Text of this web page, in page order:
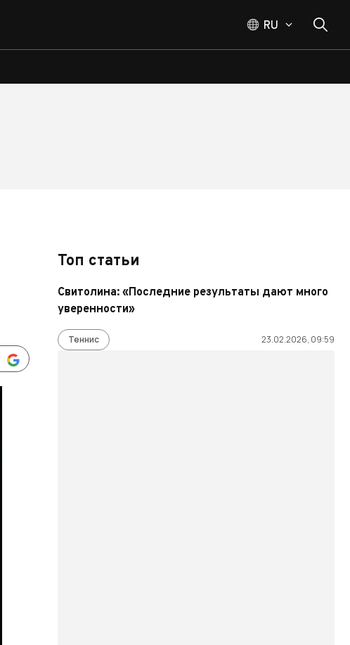
RU
Топ статьи
Свитолина: «Последние результаты дают много
уверенности»
Теннис 23.02.2026, 09:59